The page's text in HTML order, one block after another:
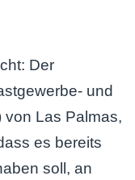
Der
und
von Las Palmas,
es bereits
soll, an